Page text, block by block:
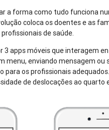
a forma como tudo funciona
coloca os doentes e as
de saúde.
3 apps móveis que interagem
menu, enviando mensagem
para os profissionais
de deslocações ao